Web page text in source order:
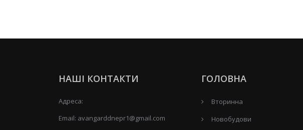
НАШІ КОНТАКТИ
Адреса:
Email: avangarddnepr1@gmail.com
ГОЛОВНА
Вторинна
Новобудови